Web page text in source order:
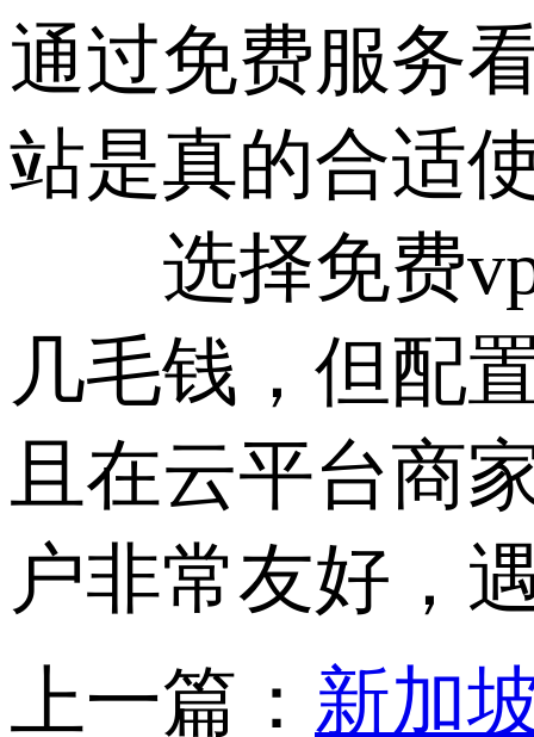
通过免费服务
站是真的合适
选择免费vps
几毛钱，但配
且在云平台商
户非常友好，
上一篇： 新加